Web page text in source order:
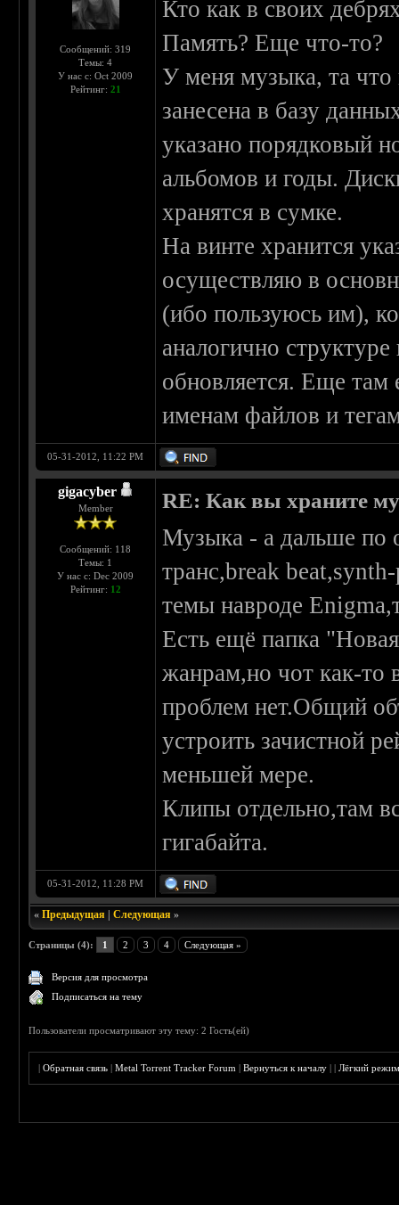
Сообщений: 319
Темы: 4
У нас с: Oct 2009
Рейтинг: 21
Кто как в своих
Память? Еще что-то?
У меня музыка, та
занесена в базу
указано порядковый
альбомов и годы.
хранятся в сумке.
На винте хранится
осуществляю в
(ибо пользуюсь им),
аналогично
обновляется. Еще
именам файлов и
05-31-2012, 11:22 PM
gigacyber
Member
Сообщений: 118
Темы: 1
У нас с: Dec 2009
Рейтинг: 12
RE: Как вы храните
Музыка - а дальше по
транс,break
темы навроде
Есть ещё папка
жанрам,но чот как-то
проблем нет.Общий
устроить зачистной
меньшей мере.
Клипы отдельно,там
гигабайта.
05-31-2012, 11:28 PM
«Предыдущая |Следующая »
Страницы (4): 1 2 3 4 Следующая »
Версия для просмотра
Подписаться на тему
Пользователи просматривают эту тему: 2 Гость(ей)
|Обратная связь |Metal Torrent Tracker Forum |Вернуться к началу ||Лёгкий